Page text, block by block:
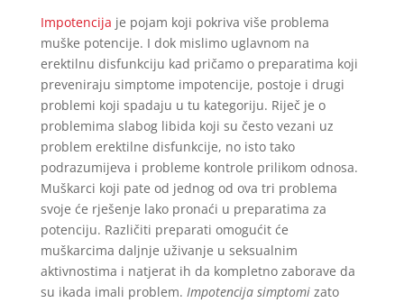
Impotencija je pojam koji pokriva više problema
muške potencije. I dok mislimo uglavnom na
erektilnu disfunkciju kad pričamo o preparatima koji
preveniraju simptome impotencije, postoje i drugi
problemi koji spadaju u tu kategoriju. Riječ je o
problemima slabog libida koji su često vezani uz
problem erektilne disfunkcije, no isto tako
podrazumijeva i probleme kontrole prilikom odnosa.
Muškarci koji pate od jednog od ova tri problema
svoje će rješenje lako pronaći u preparatima za
potenciju. Različiti preparati omogućit će
muškarcima daljnje uživanje u seksualnim
aktivnostima i natjerat ih da kompletno zaborave da
su ikada imali problem. Impotencija simptomizato